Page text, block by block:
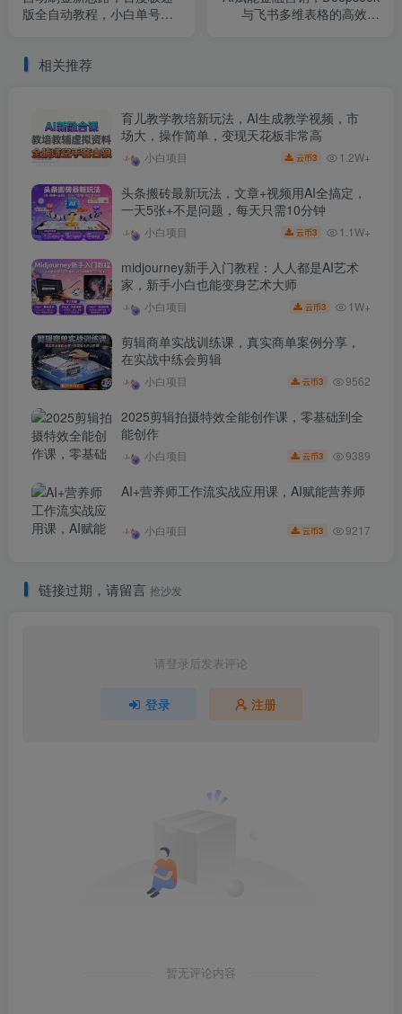
版全自动教程，小白单号收
与飞书多维表格的高效应
相关推荐
育儿教学教培新玩法，AI生成教学视频，市
场大，操作简单，变现天花板非常高
小白项目 云币3 1.2W+
头条搬砖最新玩法，文章+视频用AI全搞定，
一天5张+不是问题，每天只需10分钟
小白项目 云币3 1.1W+
midjourney新手入门教程：人人都是AI艺术
家，新手小白也能变身艺术大师
小白项目 云币3 1W+
剪辑商单实战训练课，真实商单案例分享，
在实战中练会剪辑
小白项目 云币3 9562
2025剪辑拍摄特效全能创作课，零基础到全
能创作
小白项目 云币3 9389
AI+营养师工作流实战应用课，AI赋能营养师
小白项目 云币3 9217
链接过期，请留言 抢沙发
请登录后发表评论
登录 注册
暂无评论内容